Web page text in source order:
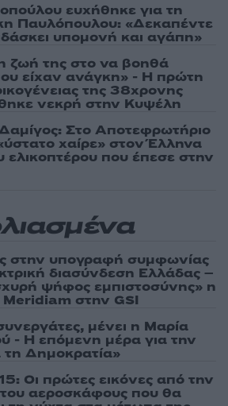
ευχήθηκε για τη
Παυλόπουλου: «Δεκαπέντε
υπομονή και αγάπη»
ζωή της στο να βοηθά
είχαν ανάγκη» - Η πρώτη
της 38χρονης
νεκρή στην Κυψέλη
Στο Αποτεφρωτήριο
χαίρε» στον Έλληνα
ελικοπτέρου που έπεσε στην
στην υπογραφή συμφωνίας
διασύνδεση Ελλάδας –
ψήφος εμπιστοσύνης» η
Meridiam στην GSI
μένει η Μαρία
- Η επόμενη μέρα για την
τη Δημοκρατία»
Οι πρώτες εικόνες από την
αεροσκάφους που θα